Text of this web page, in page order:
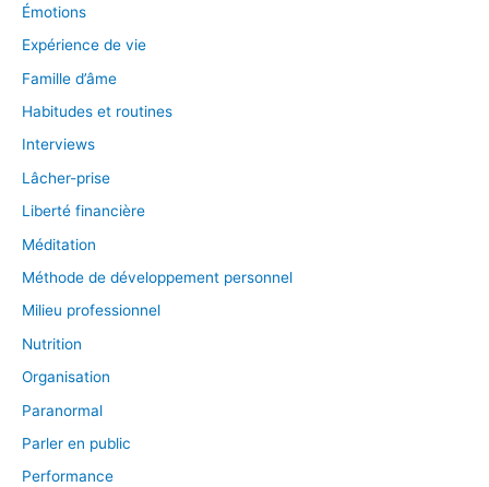
Émotions
Expérience de vie
Famille d’âme
Habitudes et routines
Interviews
Lâcher-prise
Liberté financière
Méditation
Méthode de développement personnel
Milieu professionnel
Nutrition
Organisation
Paranormal
Parler en public
Performance